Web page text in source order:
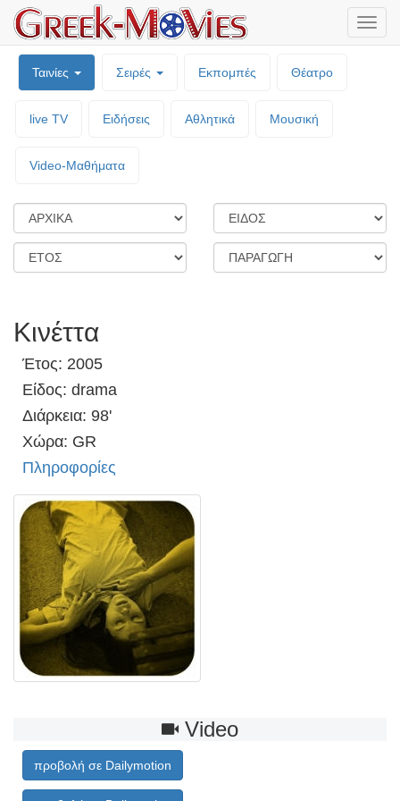
Ταινίες Σειρές Εκπομπές Θέατρο
live TV Ειδήσεις Αθλητικά Μουσική
Video-Mαθήματα
Κινέττα
Έτος: 2005
Είδος: drama
Διάρκεια: 98'
Χώρα: GR
Πληροφορίες
Video
προβολή σε Dailymotion